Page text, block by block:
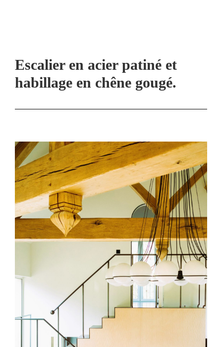
Escalier en acier patiné et
habillage en chêne gougé.